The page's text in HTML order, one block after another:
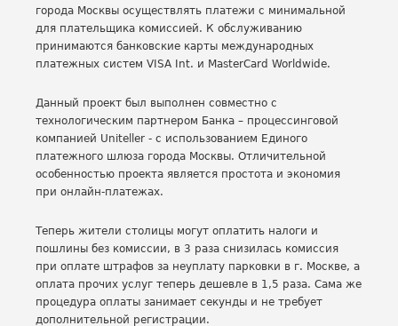
города Москвы осуществлять платежи с минимальной
для плательщика комиссией. К обслуживанию
принимаются банковские карты международных
платежных систем VISA Int. и MasterCard Worldwide.
Данный проект был выполнен совместно с
технологическим партнером Банка – процессинговой
компанией Uniteller - с использованием Единого
платежного шлюза города Москвы. Отличительной
особенностью проекта является простота и экономия
при онлайн-платежах.
Теперь жители столицы могут оплатить налоги и
пошлины без комиссии, в 3 раза снизилась комиссия
при оплате штрафов за неуплату парковки в г. Москве, а
оплата прочих услуг теперь дешевле в 1,5 раза. Сама же
процедура оплаты занимает секунды и не требует
дополнительной регистрации.